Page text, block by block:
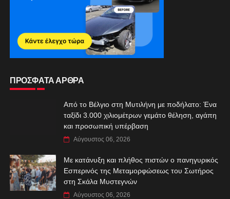
ΠΡΟΣΦΑΤΑ ΑΡΘΡΑ
Από το Βέλγιο στη Μυτιλήνη με ποδήλατο: Ένα
ταξίδι 3.000 χιλιομέτρων γεμάτο θέληση, αγάπη
και προσωπική υπέρβαση
Αύγουστος 06, 2026
Με κατάνυξη και πλήθος πιστών ο πανηγυρικός
Εσπερινός της Μεταμορφώσεως του Σωτήρος
στη Σκάλα Μυστεγνών
Αύγουστος 06, 2026